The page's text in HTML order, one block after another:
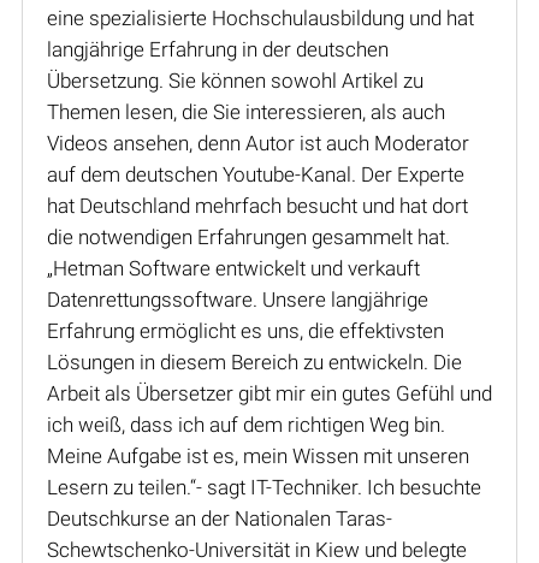
eine spezialisierte Hochschulausbildung und hat
langjährige Erfahrung in der deutschen
Übersetzung. Sie können sowohl Artikel zu
Themen lesen, die Sie interessieren, als auch
Videos ansehen, denn Autor ist auch Moderator
auf dem deutschen Youtube-Kanal. Der Experte
hat Deutschland mehrfach besucht und hat dort
die notwendigen Erfahrungen gesammelt hat.
„Hetman Software entwickelt und verkauft
Datenrettungssoftware. Unsere langjährige
Erfahrung ermöglicht es uns, die effektivsten
Lösungen in diesem Bereich zu entwickeln. Die
Arbeit als Übersetzer gibt mir ein gutes Gefühl und
ich weiß, dass ich auf dem richtigen Weg bin.
Meine Aufgabe ist es, mein Wissen mit unseren
Lesern zu teilen.“- sagt IT-Techniker. Ich besuchte
Deutschkurse an der Nationalen Taras-
Schewtschenko-Universität in Kiew und belegte